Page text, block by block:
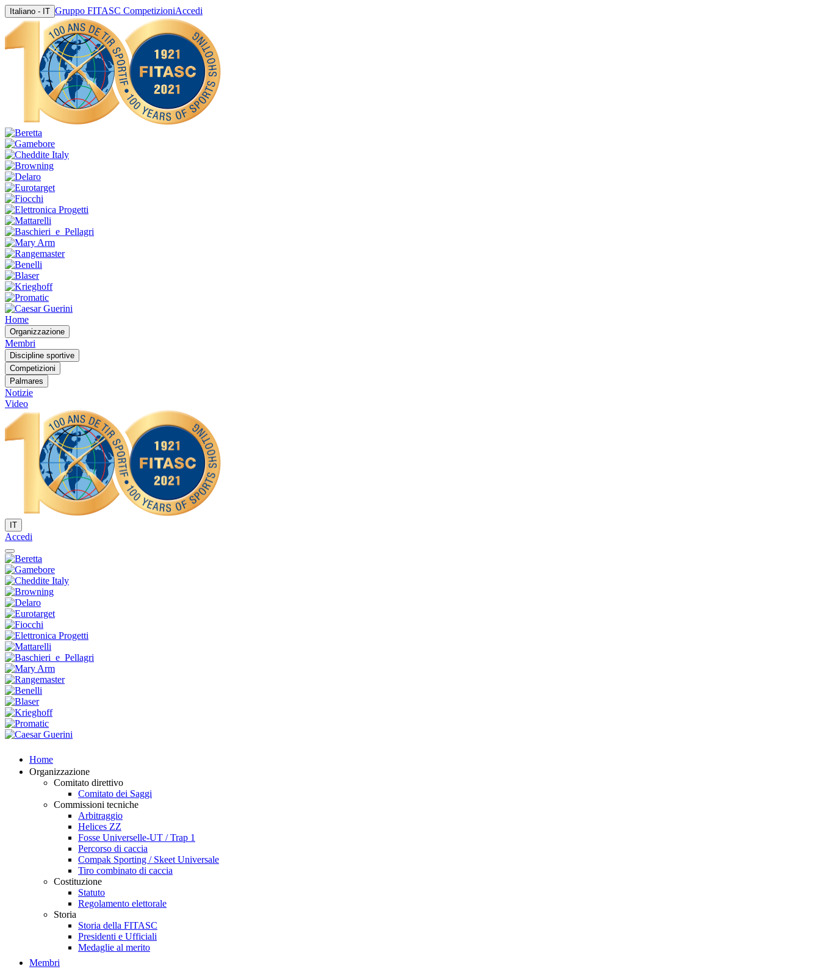
Italiano - IT Gruppo FITASC CompetizioniAccedi
Home
Organizzazione
Membri
Discipline sportive
Competizioni
Palmares
Notizie
Video
IT
Accedi
Home
Organizzazione
Comitato direttivo
Comitato dei Saggi
Commissioni tecniche
Arbitraggio
Helices ZZ
Fosse Universelle-UT / Trap 1
Percorso di caccia
Compak Sporting / Skeet Universale
Tiro combinato di caccia
Costituzione
Statuto
Regolamento elettorale
Storia
Storia della FITASC
Presidenti e Ufficiali
Medaglie al merito
Membri